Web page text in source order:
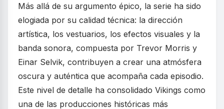
Más allá de su argumento épico, la serie ha sido
elogiada por su calidad técnica: la dirección
artística, los vestuarios, los efectos visuales y la
banda sonora, compuesta por Trevor Morris y
Einar Selvik, contribuyen a crear una atmósfera
oscura y auténtica que acompaña cada episodio.
Este nivel de detalle ha consolidado Vikings como
una de las producciones históricas más